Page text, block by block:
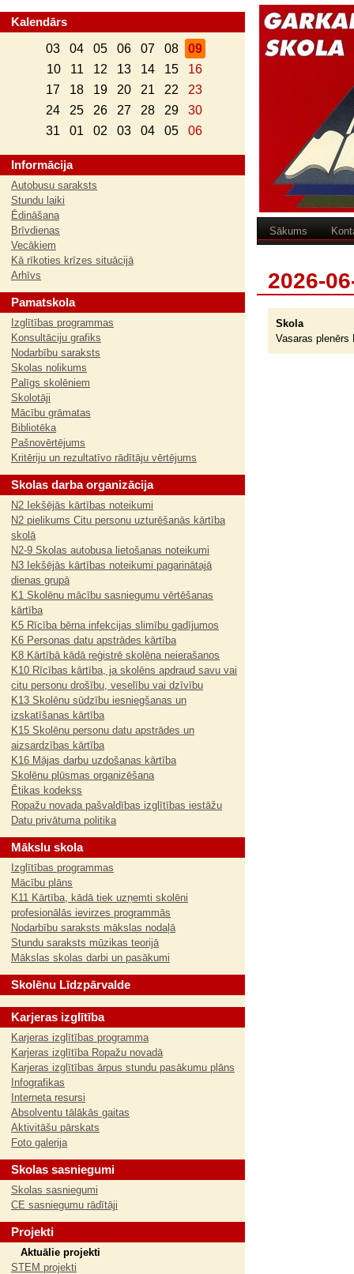
Sākums
2026-
Skola
Vasaras plenērs
Kalendārs
03
04 05 06 07 08
09
10
11 12 13 14 15
16
17
18 19 20 21 22
23
24
25 26 27 28 29
30
31
01 02 03 04 05 06
Informācija
Autobusu saraksts
Stundu laiki
Ēdināšana
Brīvdienas
Vecākiem
Kā rīkoties krīzes situācijā
Arhīvs
Pamatskola
Izglītības programmas
Konsultāciju grafiks
Nodarbību saraksts
Skolas nolikums
Palīgs skolēniem
Skolotāji
Mācību grāmatas
Bibliotēka
Pašnovērtējums
Kritēriju un rezultatīvo rādītāju vērtējums
Skolas darba organizācija
N2 Iekšējās kārtības noteikumi
N2 pielikums Citu personu uzturēšanās kārtība
skolā
N2-9 Skolas autobusa lietošanas noteikumi
N3 Iekšējās kārtības noteikumi pagarinātajā
dienas grupā
K1 Skolēnu mācību sasniegumu vērtēšanas
kārtība
K5 Rīcība bērna infekcijas slimību gadījumos
K6 Personas datu apstrādes kārtība
K8 Kārtībā kādā reģistrē skolēna neierašanos
K10 Rīcības kārtība, ja skolēns apdraud savu vai
citu personu drošību, veselību vai dzīvību
K13 Skolēnu sūdzību iesniegšanas un
izskatīšanas kārtība
K15 Skolēnu personu datu apstrādes un
aizsardzības kārtība
K16 Mājas darbu uzdošanas kārtība
Skolēnu plūsmas organizēšana
Ētikas kodekss
Ropažu novada pašvaldības izglītības iestāžu
Datu privātuma politika
Mākslu skola
Izglītības programmas
Mācību plāns
K11 Kārtība, kādā tiek uzņemti skolēni
profesionālās ievirzes programmās
Nodarbību saraksts mākslas nodaļā
Stundu saraksts mūzikas teorijā
Mākslas skolas darbi un pasākumi
Skolēnu Līdzpārvalde
Karjeras izglītība
Karjeras izglītības programma
Karjeras izglītība Ropažu novadā
Karjeras izglītības ārpus stundu pasākumu plāns
Infografikas
Interneta resursi
Absolventu tālākās gaitas
Aktivitāšu pārskats
Foto galerija
Skolas sasniegumi
Skolas sasniegumi
CE sasniegumu rādītāji
Projekti
Aktuālie projekti
STEM projekti